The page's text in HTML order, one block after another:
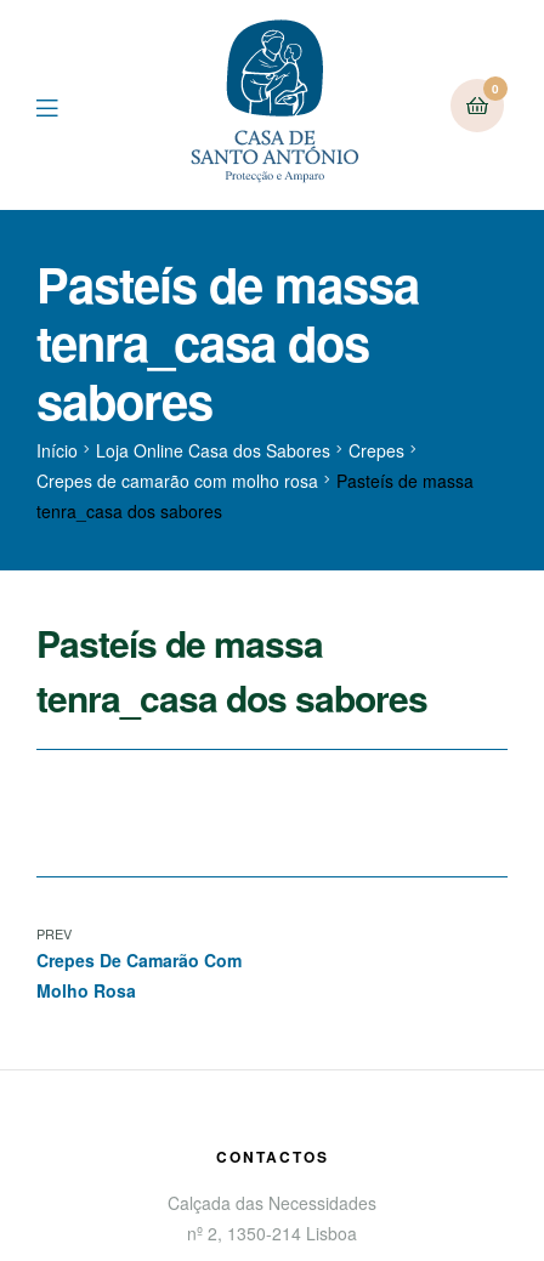
0
Pasteís de massa
tenra_casa dos
sabores
Início Loja Online Casa dos Sabores
Crepes
Crepes de camarão com molho rosa
Pasteís de massa
tenra_casa dos sabores
Pasteís de massa
tenra_casa dos sabores
PREV
Crepes De Camarão Com
Molho Rosa
CONTACTOS
Calçada das Necessidades
nº 2, 1350-214 Lisboa